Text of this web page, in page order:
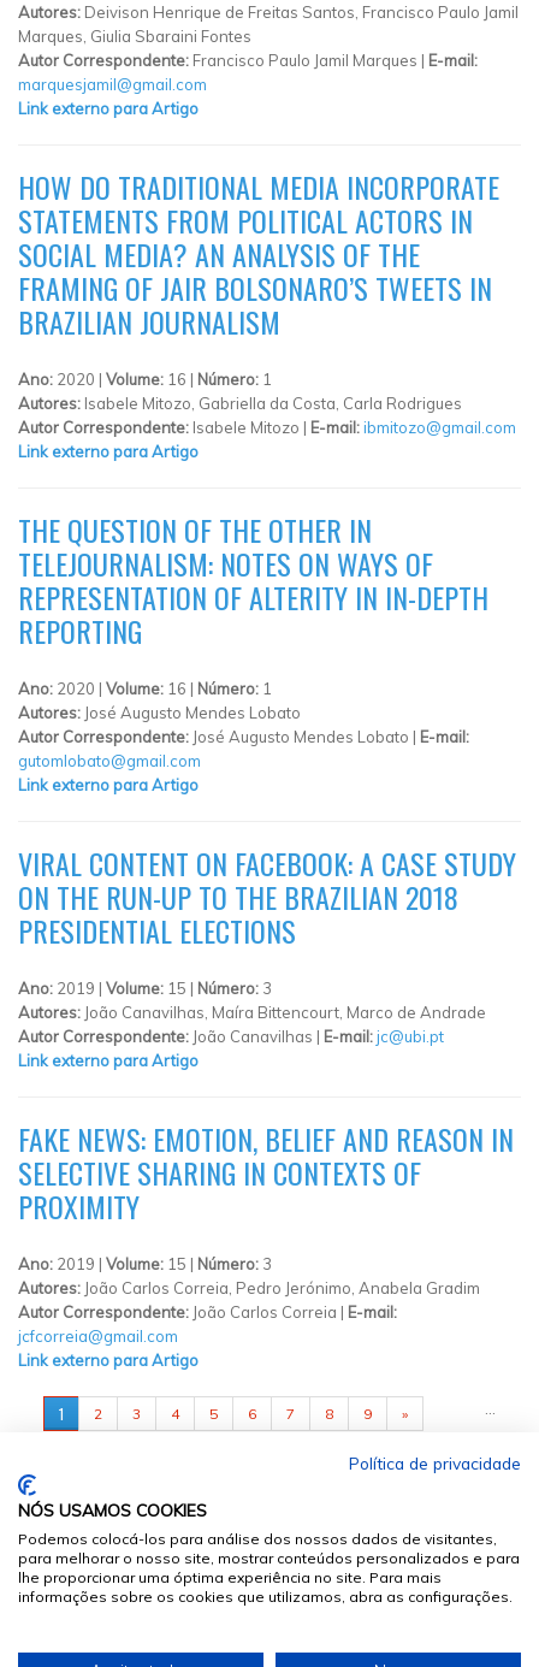
Autores: Deivison Henrique de Freitas Santos, Francisco Paulo Jamil
Marques, Giulia Sbaraini Fontes
Autor Correspondente: Francisco Paulo Jamil Marques | E-mail:
marquesjamil@gmail.com
Link externo para Artigo
HOW DO TRADITIONAL MEDIA INCORPORATE
STATEMENTS FROM POLITICAL ACTORS IN
SOCIAL MEDIA? AN ANALYSIS OF THE
FRAMING OF JAIR BOLSONARO’S TWEETS IN
BRAZILIAN JOURNALISM
Ano: 2020 | Volume: 16 | Número: 1
Autores: Isabele Mitozo, Gabriella da Costa, Carla Rodrigues
Autor Correspondente: Isabele Mitozo | E-mail:ibmitozo@gmail.com
Link externo para Artigo
THE QUESTION OF THE OTHER IN
TELEJOURNALISM: NOTES ON WAYS OF
REPRESENTATION OF ALTERITY IN IN-DEPTH
REPORTING
Ano: 2020 | Volume: 16 | Número: 1
Autores: José Augusto Mendes Lobato
Autor Correspondente: José Augusto Mendes Lobato | E-mail:
gutomlobato@gmail.com
Link externo para Artigo
VIRAL CONTENT ON FACEBOOK: A CASE STUDY
ON THE RUN-UP TO THE BRAZILIAN 2018
PRESIDENTIAL ELECTIONS
Ano: 2019 | Volume: 15 | Número: 3
Autores: João Canavilhas, Maíra Bittencourt, Marco de Andrade
Autor Correspondente: João Canavilhas | E-mail:jc@ubi.pt
Link externo para Artigo
FAKE NEWS: EMOTION, BELIEF AND REASON IN
SELECTIVE SHARING IN CONTEXTS OF
PROXIMITY
Ano: 2019 | Volume: 15 | Número: 3
Autores: João Carlos Correia, Pedro Jerónimo, Anabela Gradim
Autor Correspondente: João Carlos Correia | E-mail:
jcfcorreia@gmail.com
Link externo para Artigo
PÁGINAS
1 2 3 4 5 6 7 8 9 »
© 2026 Sumários.org . Todos os Direitos Reservados
Política de privacidade
NÓS USAMOS COOKIES
Podemos colocá-los para análise dos nossos dados de visitantes,
para melhorar o nosso site, mostrar conteúdos personalizados e para
lhe proporcionar uma óptima experiência no site. Para mais
informações sobre os cookies que utilizamos, abra as configurações.